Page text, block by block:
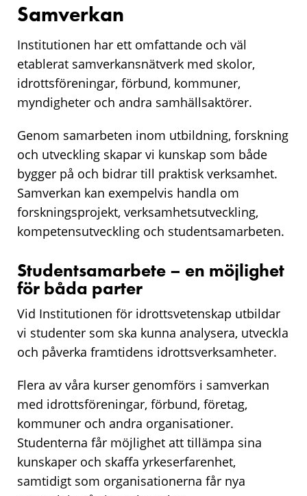
Samverkan
Institutionen har ett omfattande och väl
etablerat samverkansnätverk med skolor,
idrottsföreningar, förbund, kommuner,
myndigheter och andra samhällsaktörer.
Genom samarbeten inom utbildning, forskning
och utveckling skapar vi kunskap som både
bygger på och bidrar till praktisk verksamhet.
Samverkan kan exempelvis handla om
forskningsprojekt, verksamhetsutveckling,
kompetensutveckling och studentsamarbeten.
Studentsamarbete – en möjlighet
för båda parter
Vid Institutionen för idrottsvetenskap utbildar
vi studenter som ska kunna analysera, utveckla
och påverka framtidens idrottsverksamheter.
Flera av våra kurser genomförs i samverkan
med idrottsföreningar, förbund, företag,
kommuner och andra organisationer.
Studenterna får möjlighet att tillämpa sina
kunskaper och skaffa yrkeserfarenhet,
samtidigt som organisationerna får nya